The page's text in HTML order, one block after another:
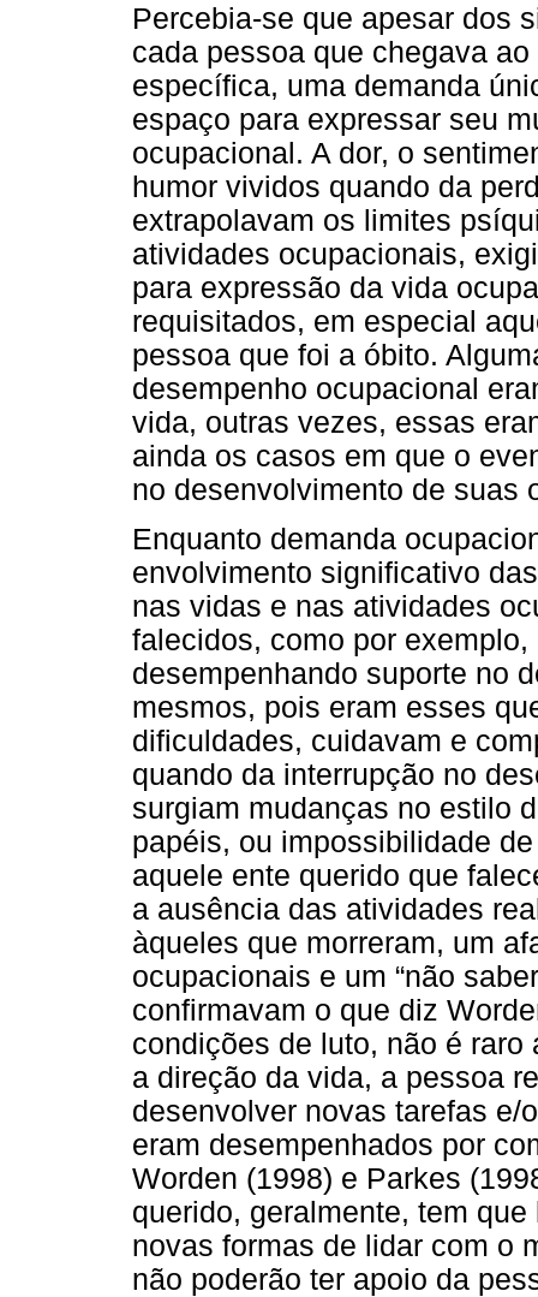
Percebia-se que apesar dos
cada pessoa que chegava
específica, uma demanda
espaço para expressar seu
ocupacional. A dor, o
humor vividos quando da
extrapolavam os limites
atividades ocupacionais,
para expressão da vida
requisitados, em especial
pessoa que foi a óbito.
desempenho ocupacional
vida, outras vezes, essas
ainda os casos em que o
no desenvolvimento de suas
Enquanto demanda
envolvimento significativo
nas vidas e nas atividades
falecidos, como por
desempenhando suporte no
mesmos, pois eram esses
dificuldades, cuidavam e
quando da interrupção no
surgiam mudanças no estilo
papéis, ou impossibilidade
aquele ente querido que
a ausência das atividades
àqueles que morreram, um
ocupacionais e um “não
confirmavam o que diz
condições de luto, não é
a direção da vida, a pessoa
desenvolver novas tarefas e/
eram desempenhados por
Worden (1998) e Parkes
querido, geralmente, tem
novas formas de lidar com o
não poderão ter apoio da